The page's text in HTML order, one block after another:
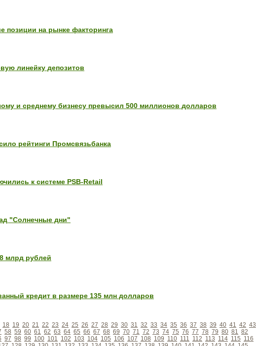
позиции на рынке факторинга
линейку депозитов
и среднему бизнесу превысил 500 миллионов долларов
рейтинги Промсвязьбанка
к системе PSB-Retail
"Солнечные дни"
млрд рублей
кредит в размере 135 млн долларов
18 19 20 21 22 23 24 25 26 27 28 29 30 31 32 33 34 35 36 37 38 39 40 41 42 43
58 59 60 61 62 63 64 65 66 67 68 69 70 71 72 73 74 75 76 77 78 79 80 81 82
97 98 99 100 101 102 103 104 105 106 107 108 109 110 111 112 113 114 115 116